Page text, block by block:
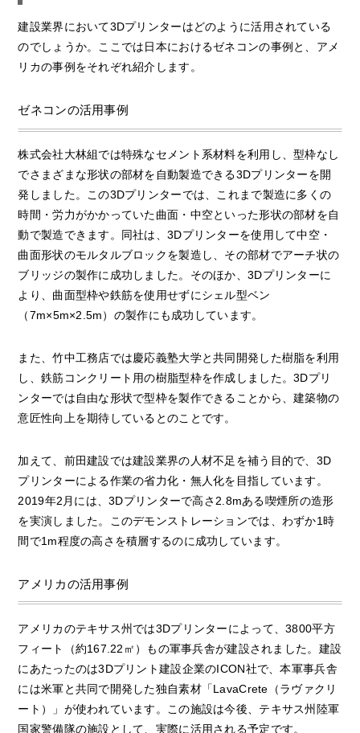
建設業界において3Dプリンターはどのように活用されている
のでしょうか。ここでは日本におけるゼネコンの事例と、アメ
リカの事例をそれぞれ紹介します。
ゼネコンの活用事例
株式会社大林組では特殊なセメント系材料を利用し、型枠なし
でさまざまな形状の部材を自動製造できる3Dプリンターを開
発しました。この3Dプリンターでは、これまで製造に多くの
時間・労力がかかっていた曲面・中空といった形状の部材を自
動で製造できます。同社は、3Dプリンターを使用して中空・
曲面形状のモルタルブロックを製造し、その部材でアーチ状の
ブリッジの製作に成功しました。そのほか、3Dプリンターに
より、曲面型枠や鉄筋を使用せずにシェル型ベン
（7m×5m×2.5m）の製作にも成功しています。
また、竹中工務店では慶応義塾大学と共同開発した樹脂を利用
し、鉄筋コンクリート用の樹脂型枠を作成しました。3Dプリ
ンターでは自由な形状で型枠を製作できることから、建築物の
意匠性向上を期待しているとのことです。
加えて、前田建設では建設業界の人材不足を補う目的で、3D
プリンターによる作業の省力化・無人化を目指しています。
2019年2月には、3Dプリンターで高さ2.8mある喫煙所の造形
を実演しました。このデモンストレーションでは、わずか1時
間で1m程度の高さを積層するのに成功しています。
アメリカの活用事例
アメリカのテキサス州では3Dプリンターによって、3800平方
フィート（約167.22㎡）もの軍事兵舎が建設されました。建設
にあたったのは3Dプリント建設企業のICON社で、本軍事兵舎
には米軍と共同で開発した独自素材「LavaCrete（ラヴァクリ
ート）」が使われています。この施設は今後、テキサス州陸軍
国家警備隊の施設として、実際に活用される予定です。